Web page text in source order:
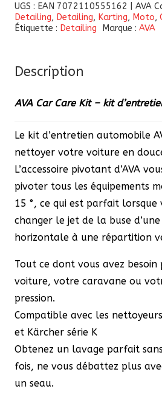
AVA
Car
Kit
kit
automobile
AVA
UGS : EAN 7072110555162 | AVA
Detailing, Detailing, Karting, Moto,
Étiquette : Detailing Marque : AVA
Description
AVA Car Care Kit – kit
Le kit d’entretien automobile
nettoyer votre voiture en
L’accessoire pivotant d’AVA
pivoter tous les équipements
15 °, ce qui est parfait lorsque
changer le jet de la buse
horizontale à une répartition
Tout ce dont vous avez
voiture, votre caravane ou
pression.
Compatible avec les
et Kärcher série K
Obtenez un lavage parfait
fois, ne vous débattez plus
un seau.